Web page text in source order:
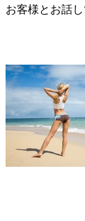
お客様とお話